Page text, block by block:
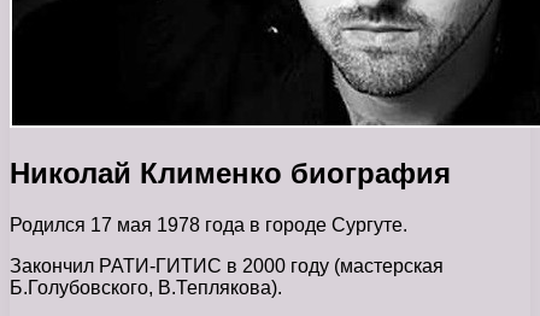
Николай Клименко биография
Родился 17 мая 1978 года в городе Сургуте.
Закончил РАТИ-ГИТИС в 2000 году (мастерская
Б.Голубовского, В.Теплякова).